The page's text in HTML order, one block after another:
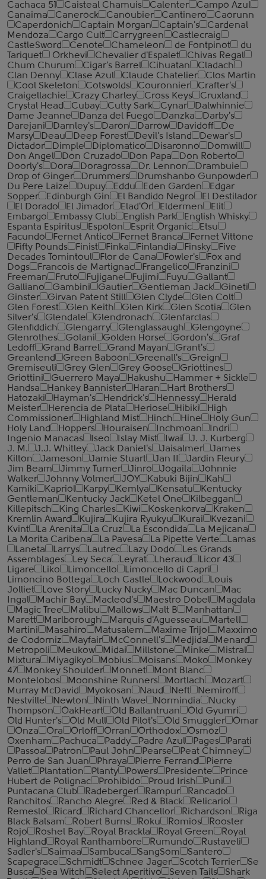
Cachaca 51 Caisteal Chamuis Calenter
Campo Azul
Canaima
Canerock Canoubier Cantinero
Caorunn
Caperdonich
Captain Morgan Captain's
Cardenal
Mendoza
Cargo Cult Carrygreen
Castlecraig
CastleSword
Cenote Chameleon de Fontpinot
du
Tariquet
Orkhevi Chevalier d'Espalet
Chivas Regal
Chum Churum
Cigar's Barrel Cihuatan
Cladach
Clan Denny
Clase Azul Claude Chatelier
Clos Martin
Cool Skeleton
Cotswolds Couronnier
Crafter's
Craigellachie
Crazy Charley Cross Keys
Cruxland
Crystal Head
Cubay Cutty Sark Cynar
Dalwhinnie
Dame Jeanne
Danza del Fuego Danzka
Darby's
Darejani
Darnley's Daron Darrow Davidoff
De
Marsy
Deau Deep Forest Devil's Island
Dewar's
Dictador
Dimple Diplomatico Disaronno
Domwill
Don Angel
Don Cruzado Don Papa
Don Roberto
Doorly's
Dora Doragrossa Dr. Lennon
Drambuie
Drop of Ginger
Drummers
Drumshanbo Gunpowder
Du Pere Laize
Dupuy Eddu Eden Garden
Edgar
Sopper
Edinburgh Gin El Bandido Negro
El Destilador
El Dorado
El Jimador Elad'Or Eldermen
Elit
Embargo
Embassy Club English Park
English Whisky
Espanta Espiritus
Espolon Esprit Organic
Etsu
Facundo
Fernet Antico Fernet Branca
Fernet Vittone
Fifty Pounds
Finist Finka Finlandia Finsky
Five
Decades Tomintoul
Flor de Cana Fowler's
Fox and
Dogs
Francois de Martignac Frangelico
Franzini
Freeman
Fruto Fujigane Fujimi Fuyu
Gallant
Galliano
Gambini Gautier Gentleman Jack
Gineti
Ginster
Girvan Patent Still Glen Clyde
Glen Colt
Glen Forest
Glen Keith Glen Kirk Glen Scotia
Glen
Silver's
Glendale Glendronach
Glenfarclas
Glenfiddich
Glengarry Glenglassaugh
Glengoyne
Glenrothes
Golani Golden Horse Gordon's
Graf
Ledoff
Grand Barrel Grand Mayan
Grant's
Greanlend
Green Baboon Greenall's
Greign
Gremiseuli
Grey Glen Grey Goose
Griottines
Griottini
Guerrero Maya Hakushu
Hammer + Sickle
Handsa
Hankey Bannister Haran
Hart Brothers
Hatozaki
Hayman's Hendrick's Hennessy
Herald
Meister
Herencia de Plata Heriose Hibiki
High
Commissioner
Highland Mist Hinch Hine
Holy Gun
Holy Land
Hoppers Houraisen Inchmoan
Indri
Ingenio Manacas
Iseo Islay Mist Iwai
J. J. Kurberg
J. M.
J.J. Whitley Jack Daniel's Jaisalmer
James
Kilton
Jameson Jamie Stuart Jan II
Jardin Fleury
Jim Beam
Jimmy Turner Jinro Jogaila
Johnnie
Walker
Johnny Volmer JOY Kabuki Bijin
Kah
Kamiki
Kapriol Karpy Kemlya Kensatu
Kentucky
Gentleman
Kentucky Jack Ketel One
Kilbeggan
Killepitsch
King Charles Kiwi Koskenkorva
Kraken
Kremlin Award
Kujira Kujira Ryukyu Kurai
Kvezani
Kvint
La Arenita La Cruz La Escondida
La Mejicana
La Morita Caribena
La Pavesa La Pipette Verte
Lamas
Laneta
Larrys Lautrec Lazy Dodo
Les Grands
Assemblages
Ley Seca Leyrat Lheraud
Licor 43
Ligare
Liko Limoncello
Limoncello di Capri
Limoncino Bottega
Loch Castle Lockwood
Louis
Jolliet
Love Story Lucky Nucky Mac Duncan
Mac
Ingal
Machir Bay Macleod's Maestro Dobel
Magdala
Magic Tree
Malibu Mallows Malt B
Manhattan
Marett
Marlborough Marquis d'Aguesseau
Martell
Martini
Masahiro Matusalem Maxime Trijol
Maxximo
de Codorniz
Mayfair McConnell's Medjida
Menard
Metropoli
Meukow Midai Millstone Minke
Mistral
Mixtura
Miyagikyo Mobius Moisans Moko
Monkey
47
Monkey Shoulder Monnet
Mont Blanc
Montelobos
Moonshine Runners Mortlach
Mozart
Murray McDavid
Myokosan Naud Neft
Nemiroff
Nestville
Newton Ninth Wave Normindia
Nucky
Thompson
OakHeart Old Ballantruan
Old Gyumri
Old Hunter's
Old Mull Old Pilot's Old Smuggler
Omar
Onza
Ora Orloff Orran Orthodox
Osmoz
Oxenham
Pachuca Paddy Padre Azul Pages
Parati
Passoa
Patron Paul John Pearse
Peat Chimney
Perro de San Juan
Phraya Pierre Ferrand
Pierre
Vallet
Plantation Planty Powers Presidente
Prince
Hubert de Polignac
Prohibido Proud Irish
Puni
Puntacana Club
Radeberger Rampur
Rancado
Ranchitos
Rancho Alegre Red & Black
Relicario
Remeslo
Ricard Richard Chancellor Richardson
Riga
Black Balsam
Robert Burns Roku Romios
Rooster
Rojo
Roshel Bay Royal Brackla Royal Green
Royal
Highland
Royal Ranthambore Rumundo
Rustaveli
Sadler's
Saimaa Sambuca SangSom
Santero
Scapegrace
Schmidt Schnee Jager Scotch Terrier
Se
Busca
Sea Witch Select Aperitivo Seven Tails
Shark